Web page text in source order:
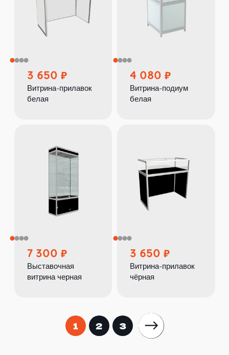
3 650
Витрина-прилавок
белая
4 080
Витрина-подиум
белая
7 300
Выставочная
витрина черная
3 650
Витрина-прилавок
чёрная
1 2 3